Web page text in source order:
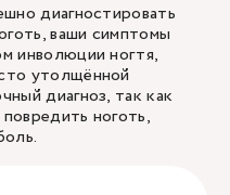
диагностировать
ваши симптомы
инволюции ногтя,
утолщённой
диагноз, так как
ноготь,